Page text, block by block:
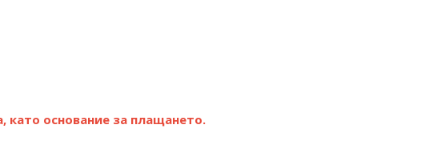
основание за плащането.